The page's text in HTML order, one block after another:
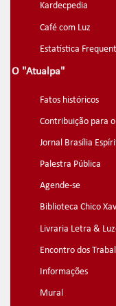
Kardecpedia
Café com Luz
Estatística
O "Atualpa"
Fatos históricos
Contribuição para
Jornal Brasília
Palestra Pública
Agende-se
Biblioteca Chico
Livraria Letra &
Encontro dos
Informações
Mural